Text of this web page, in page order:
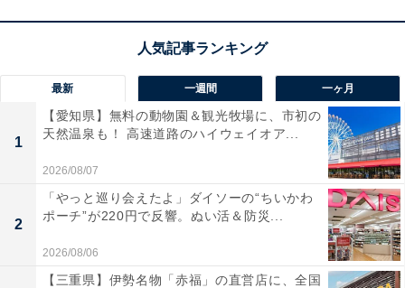
最新 一週間 一ヶ月
1
【愛知県】無料の動物園＆観光牧場に、市初の
天然温泉も！ 高速道路のハイウェイオア...
2026/08/07
2
「やっと巡り会えたよ」ダイソーの“ちいかわ
ポーチ”が220円で反響。ぬい活＆防災...
2026/08/06
【三重県】伊勢名物「赤福」の直営店に、全国